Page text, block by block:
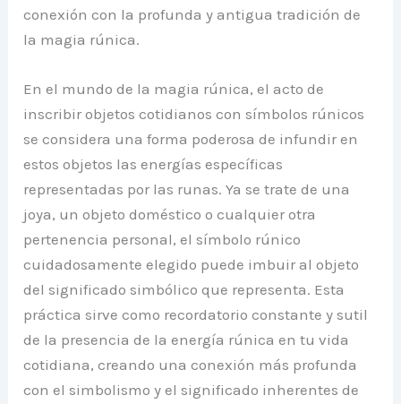
conexión con la profunda y antigua tradición de
la magia rúnica.
En el mundo de la magia rúnica, el acto de
inscribir objetos cotidianos con símbolos rúnicos
se considera una forma poderosa de infundir en
estos objetos las energías específicas
representadas por las runas. Ya se trate de una
joya, un objeto doméstico o cualquier otra
pertenencia personal, el símbolo rúnico
cuidadosamente elegido puede imbuir al objeto
del significado simbólico que representa. Esta
práctica sirve como recordatorio constante y sutil
de la presencia de la energía rúnica en tu vida
cotidiana, creando una conexión más profunda
con el simbolismo y el significado inherentes de